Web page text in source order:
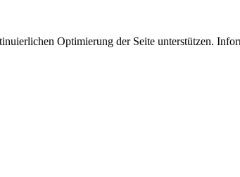
Optimierung der Seite unterstützen.